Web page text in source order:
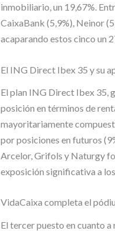
inmobiliario, un 19,67%.
CaixaBank (5,9%), Neinor
acaparando estos cinco un
El ING Direct Ibex 35 y su
El plan ING Direct Ibex 35,
posición en términos de
mayoritariamente
por posiciones en futuros
Arcelor, Grifols y Naturgy
exposición significativa a
VidaCaixa completa el
El tercer puesto en cuanto